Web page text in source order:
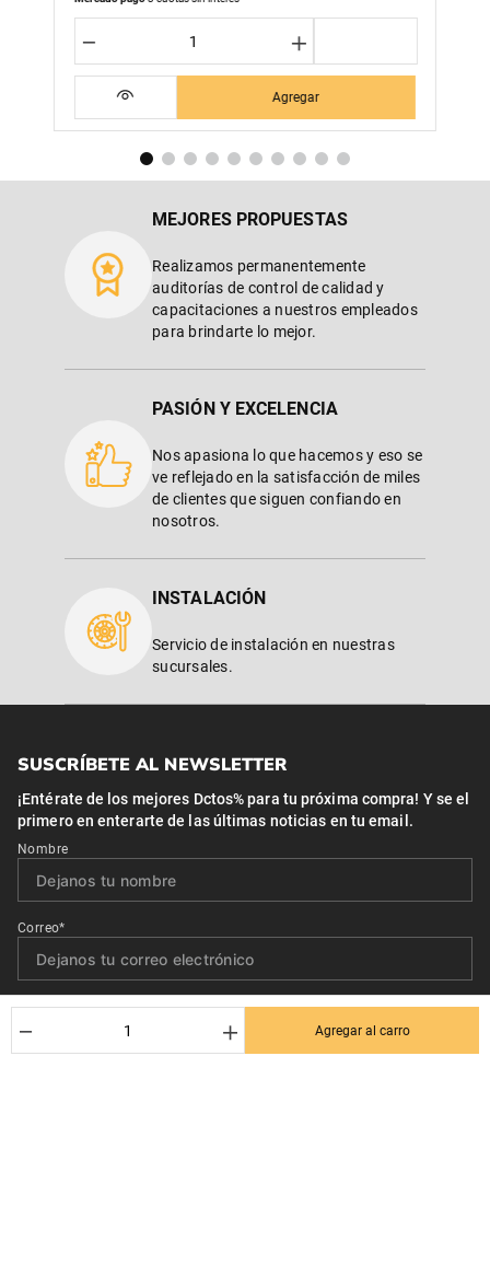
＋
－ Agregar al carro
＋
－
Agregar
MEJORES PROPUESTAS
Realizamos permanentemente
auditorías de control de calidad y
capacitaciones a nuestros empleados
para brindarte lo mejor.
PASIÓN Y EXCELENCIA
Nos apasiona lo que hacemos y eso se
ve reflejado en la satisfacción de miles
de clientes que siguen confiando en
nosotros.
INSTALACIÓN
Servicio de instalación en nuestras
sucursales.
SUSCRÍBETE AL NEWSLETTER
¡Entérate de los mejores Dctos% para tu próxima compra! Y se el
primero en enterarte de las últimas noticias en tu email.
Nombre
Correo*
Quiero recibir el newsletter con promociones.